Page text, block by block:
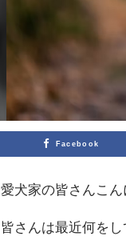
Facebook
愛犬家の皆さんこん
皆さんは最近何をし